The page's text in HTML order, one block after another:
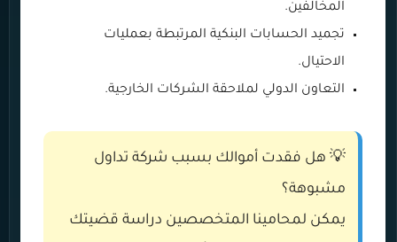
المخالفين.
تجميد الحسابات البنكية المرتبطة بعمليات
الاحتيال.
التعاون الدولي لملاحقة الشركات الخارجية.
💡 هل فقدت أموالك بسبب شركة تداول
مشبوهة؟
يمكن لمحامينا المتخصصين دراسة قضيتك